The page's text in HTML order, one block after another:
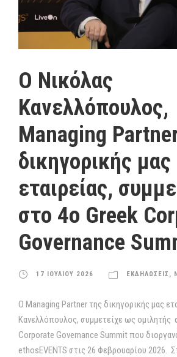
Ο Νικόλας
Κανελλόπουλος,
Managing
δικηγορικής μας
εταιρείας,
στο 4ο Greek
Governance
17 ΙΟΥΛΙΟΥ 2026 ΕΚΔΗΛΩΣΕΙΣ ,
Ο Managing Partner της δικηγορικής μας
Κανελλόπουλος, συμμετείχε ως ομιλητής
Corporate Governance Summit που
ethosEVENTS στις 26 Φεβρουαρίου 2026.